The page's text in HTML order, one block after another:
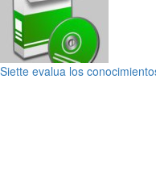
Siette evalua los